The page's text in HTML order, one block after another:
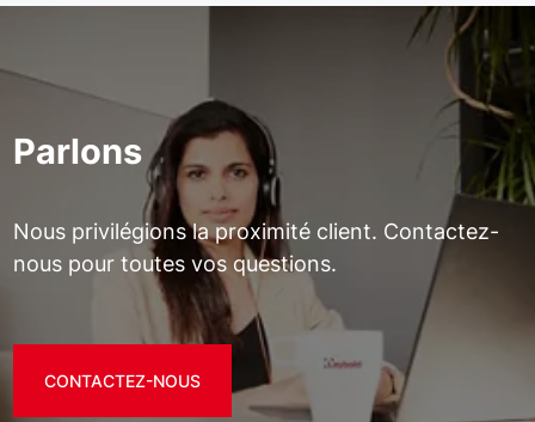
Parlons
Nous privilégions la proximité client. Contactez-
nous pour toutes vos questions.
CONTACTEZ-NOUS